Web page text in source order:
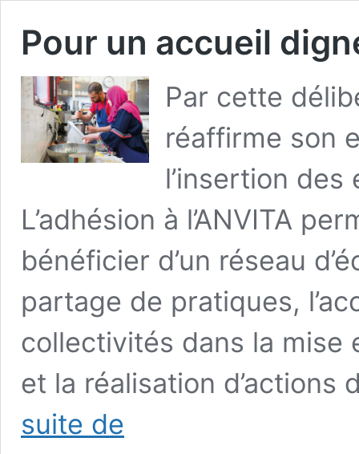
Pour un accueil
Par cette
réaffirme son
l’insertion des
L’adhésion à l’ANVITA
bénéficier d’un réseau
partage de pratiques,
collectivités dans la mise
et la réalisation
suite de